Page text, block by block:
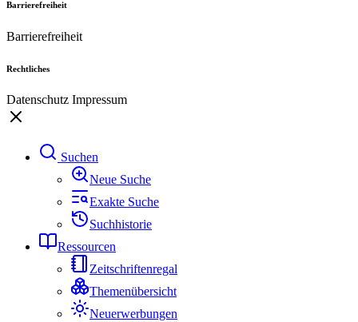
Barrierefreiheit
Barrierefreiheit
Rechtliches
Datenschutz Impressum
Suchen
Neue Suche
Exakte Suche
Suchhistorie
Ressourcen
Zeitschriftenregal
Themenübersicht
Neuerwerbungen